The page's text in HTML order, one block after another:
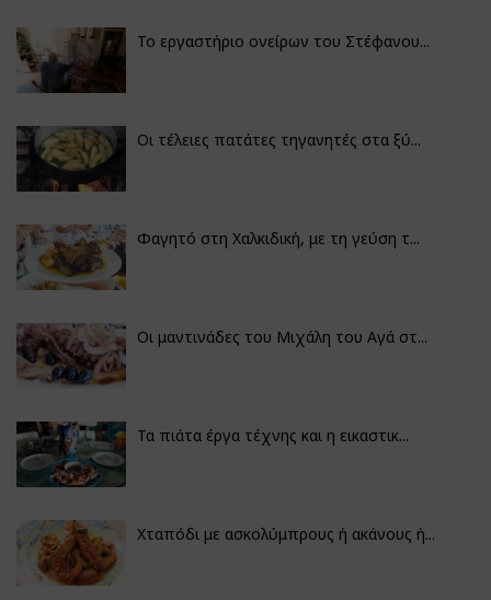
Το εργαστήριο ονείρων του Στέφανου...
Οι τέλειες πατάτες τηγανητές στα ξύ...
Φαγητό στη Χαλκιδική, με τη γεύση τ...
Οι μαντινάδες του Μιχάλη του Αγά στ...
Τα πιάτα έργα τέχνης και η εικαστικ...
Χταπόδι με ασκολύμπρους ή ακάνους ή...